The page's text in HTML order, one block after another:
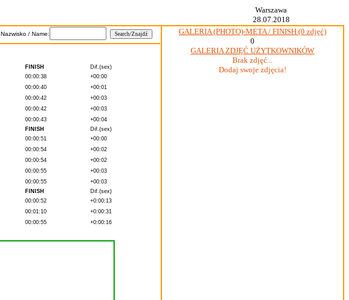
Warszawa
28.07.2018
Nazwisko / Name:
FINISH
Dif.(sex)
00:00:38
+00:00
00:00:40
+00:01
00:00:42
+00:03
00:00:42
+00:03
00:00:43
+00:04
FINISH
Dif.(sex)
00:00:51
+00:00
00:00:54
+00:02
00:00:54
+00:02
00:00:55
+00:03
00:00:55
+00:03
FINISH
Dif.(sex)
00:00:52
+0:00:13
00:01:10
+0:00:31
00:00:55 +0:00:16
GALERIA (PHOTO)-META / FINISH (0 zdjęć)
0
GALERIA ZDJĘĆ UŻYTKOWNIKÓW
Brak zdjęć...
Dodaj swoje zdjęcia!